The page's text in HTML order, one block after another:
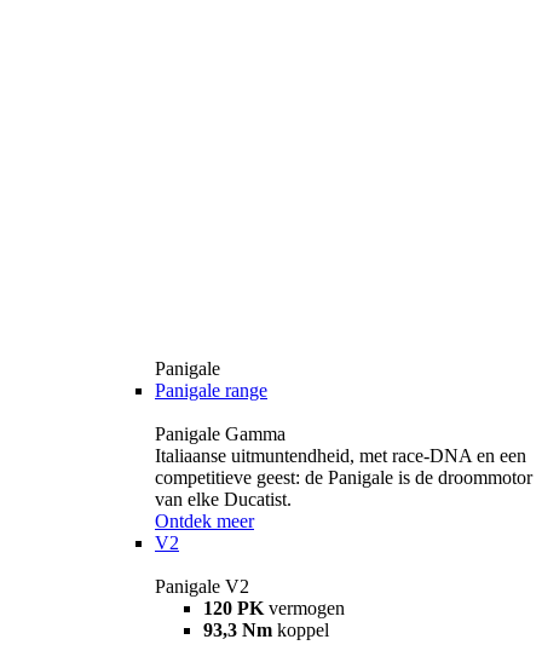
Panigale
Panigale range
Panigale Gamma
Italiaanse uitmuntendheid, met race-DNA en een
competitieve geest: de Panigale is de droommotor
van elke Ducatist.
Ontdek meer
V2
Panigale V2
120 PK vermogen
93,3 Nm koppel